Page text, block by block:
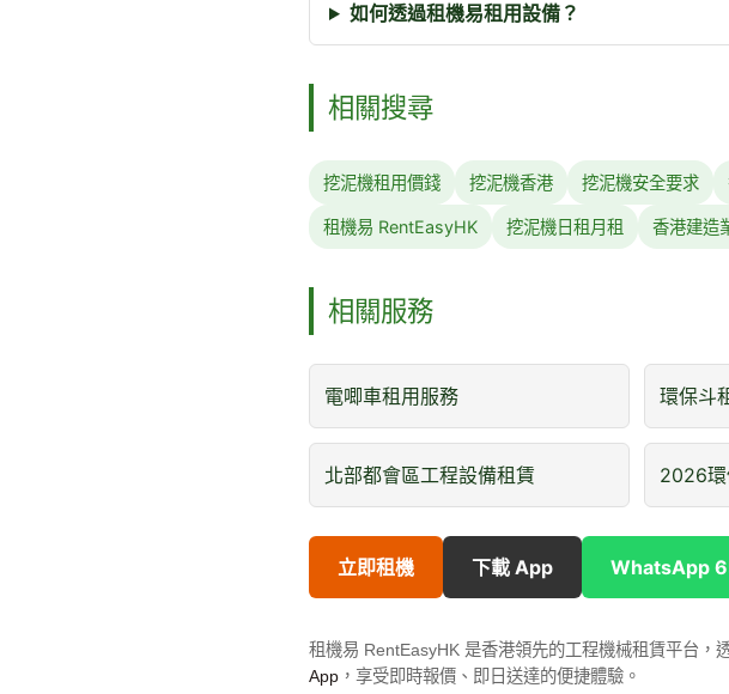
如何透過租機易租用設備？
相關搜尋
挖泥機租用價錢 挖泥機香港 挖泥機安全要求
租機易 RentEasyHK 挖泥機日租月租 香港建造
相關服務
電唧車租用服務 環保斗
北部都會區工程設備租賃 2026環
立即租機 下載 App WhatsApp
租機易 RentEasyHK 是香港領先的工程機械租賃平台，
App ，享受即時報價、即日送達的便捷體驗。